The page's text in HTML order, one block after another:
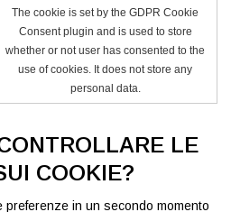
The cookie is set by the GDPR Cookie
Consent plugin and is used to store
whether or not user has consented to the
use of cookies. It does not store any
personal data.
LE
COOKIE?
preferenze in un secondo momento